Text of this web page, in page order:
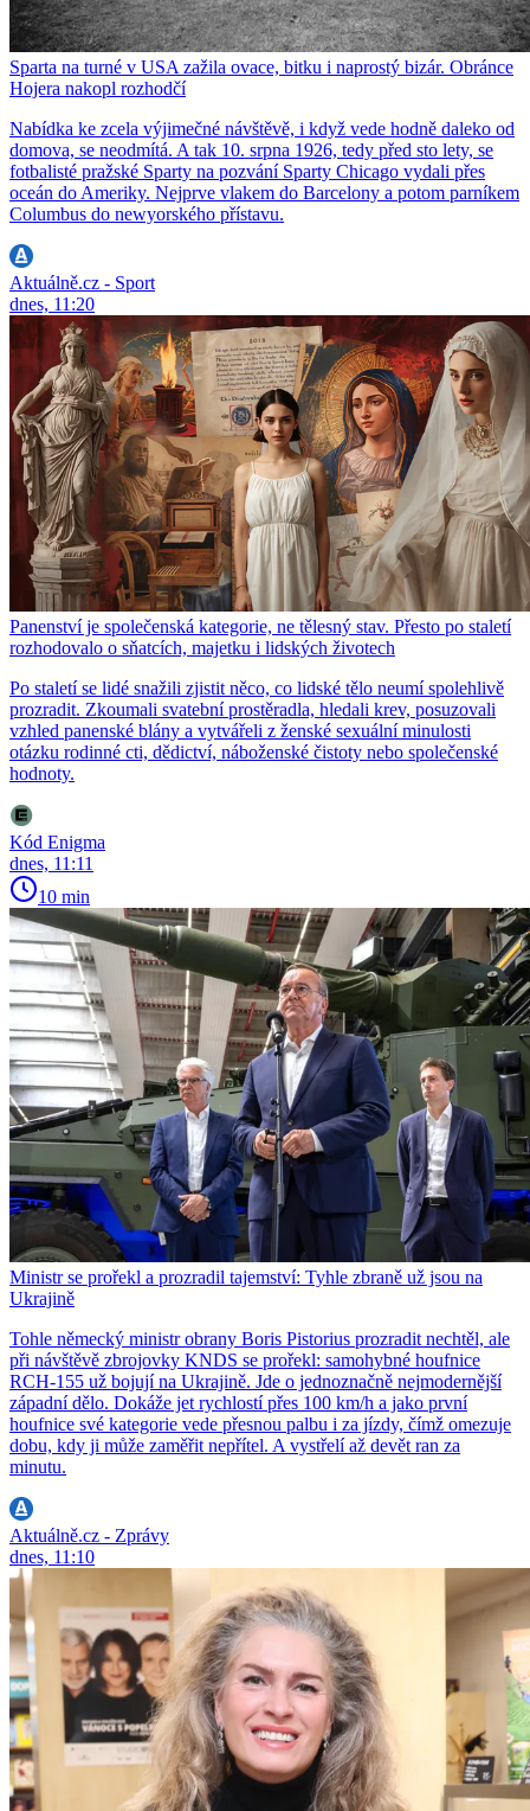
Sparta na turné v USA zažila ovace, bitku i naprostý bizár. Obránce
Hojera nakopl rozhodčí
Nabídka ke zcela výjimečné návštěvě, i když vede hodně daleko od
domova, se neodmítá. A tak 10. srpna 1926, tedy před sto lety, se
fotbalisté pražské Sparty na pozvání Sparty Chicago vydali přes
oceán do Ameriky. Nejprve vlakem do Barcelony a potom parníkem
Columbus do newyorského přístavu.
Aktuálně.cz - Sport
dnes, 11:20
Panenství je společenská kategorie, ne tělesný stav. Přesto po staletí
rozhodovalo o sňatcích, majetku i lidských životech
Po staletí se lidé snažili zjistit něco, co lidské tělo neumí spolehlivě
prozradit. Zkoumali svatební prostěradla, hledali krev, posuzovali
vzhled panenské blány a vytvářeli z ženské sexuální minulosti
otázku rodinné cti, dědictví, náboženské čistoty nebo společenské
hodnoty.
Kód Enigma
dnes, 11:11
10 min
Ministr se prořekl a prozradil tajemství: Tyhle zbraně už jsou na
Ukrajině
Tohle německý ministr obrany Boris Pistorius prozradit nechtěl, ale
při návštěvě zbrojovky KNDS se prořekl: samohybné houfnice
RCH-155 už bojují na Ukrajině. Jde o jednoznačně nejmodernější
západní dělo. Dokáže jet rychlostí přes 100 km/h a jako první
houfnice své kategorie vede přesnou palbu i za jízdy, čímž omezuje
dobu, kdy ji může zaměřit nepřítel. A vystřelí až devět ran za
minutu.
Aktuálně.cz - Zprávy
dnes, 11:10